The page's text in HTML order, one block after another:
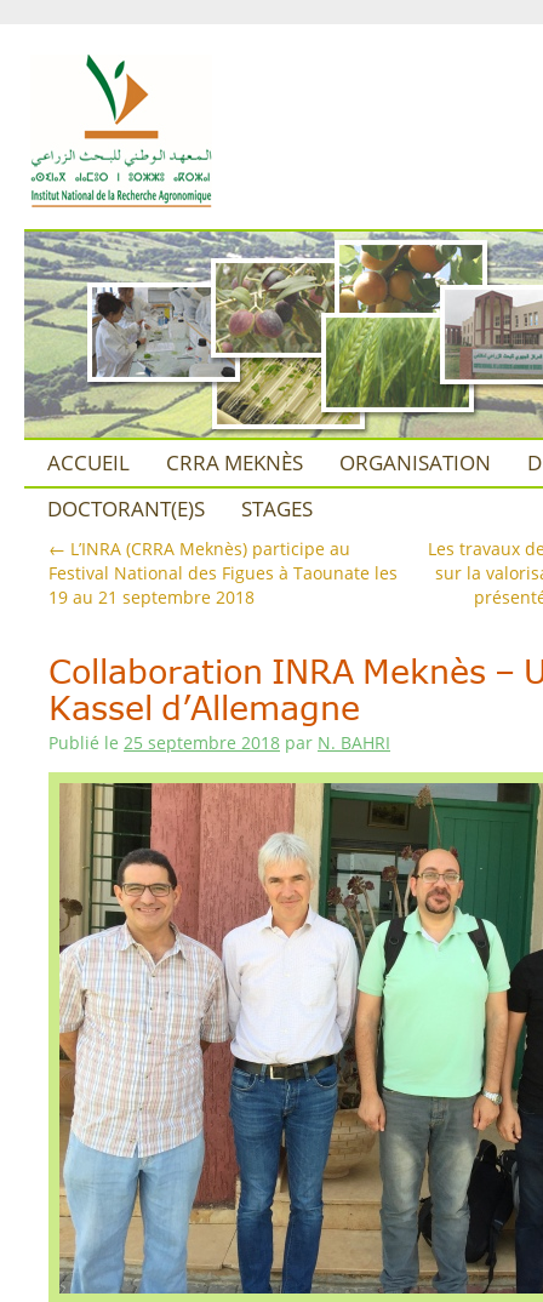
ACCUEIL CRRA MEKNÈS ORGANISATION
DOCTORANT(E)S
STAGES
← L’INRA (CRRA Meknès) participe au
Festival National des Figues à Taounate les
19 au 21 septembre 2018
Les travaux
sur la
Collaboration INRA Meknès –
Kassel d’Allemagne
Publié le 25 septembre 2018 par N. BAHRI